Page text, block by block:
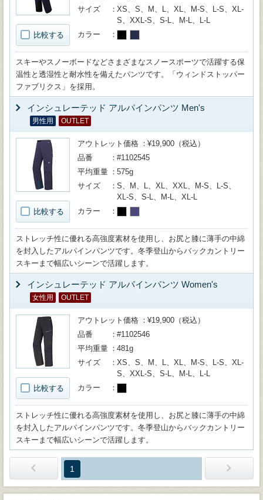
比較する
サイズ
XS、S、M、L、XL、M-S、L-S、XL-
S、XXL-S、S-L、M-L、L-L
カラー
スキーやスノーボードなどさまざまなスノースポーツで活躍する保
温性と透湿性と耐水性を備えたパンツです。「ウィンドストッパー
ファブリクス」を採用。
インシュレーテッド アルパインパンツ Men's
男性用 OUTLET
比較する
アウトレット価格
¥19,900（税込）
品番
#1102545
平均重量
575g
サイズ
S、M、L、XL、XXL、M-S、L-S、
XL-S、S-L、M-L、XL-L
カラー
ストレッチ性に優れる高強度素材を使用し、お尻と膝に薄手の中綿
を封入したアルパインパンツです。冬季登山からバックカントリー
スキーまで幅広いシーンで活躍します。
インシュレーテッド アルパインパンツ Women's
女性用 OUTLET
比較する
アウトレット価格
¥19,900（税込）
品番
#1102546
平均重量
481g
サイズ
XS、S、M、L、XL、M-S、L-S、XL-
S、XXL-S、S-L、M-L、L-L
カラー
ストレッチ性に優れる高強度素材を使用し、お尻と膝に薄手の中綿
を封入したアルパインパンツです。冬季登山からバックカントリー
スキーまで幅広いシーンで活躍します。
1